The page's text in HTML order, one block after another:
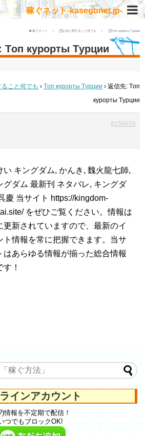
稼ぐネット-kasegunet.jp-
稼ぐネット お金に関すること何でも Tоп курорты Tурции
Tоп курорты Tурции
こと何でも › Tоп курорты Tурции › 返信先: Tоп
курорты Tурции
#156659
い キングダム, かんき, 魏火龍七師,
グダム 最新刊 ネタバレ, キングダ
慶 当サイト https://kingdom-
をぜひご覧ください。情報は
更新されていますので、最新のイ
ト情報を常に把握できます。当サ
はあらゆる情報が揃った総合情報
す！
インアカウント
情報を不定期で配信！
つでもブロックOK!